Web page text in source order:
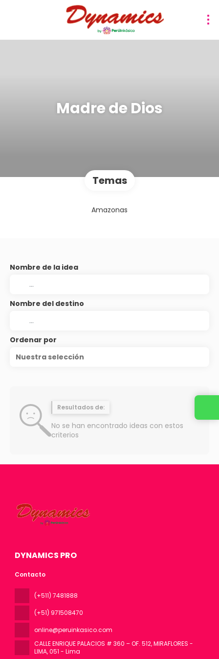
Madre de Dios
Temas
Amazonas
Nombre de la idea
Nombre del destino
Ordenar por
Nuestra selección
Resultados de:
No se han encontrado ideas con estos
criterios
DYNAMICS PRO
Contacto
(+511) 7481888
(+51) 971508470
online@peruinkasico.com
CALLE ENRIQUE PALACIOS # 360 – OF. 512, MIRAFLORES -
LIMA, 051 - Lima